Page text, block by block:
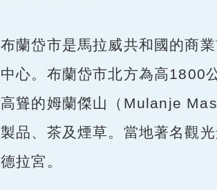
布蘭岱市是馬拉威共和國的商
中心。布蘭岱市北方為高1800
高聳的姆蘭傑山（Mulanje
製品、茶及煙草。當地著名觀
德拉宮。